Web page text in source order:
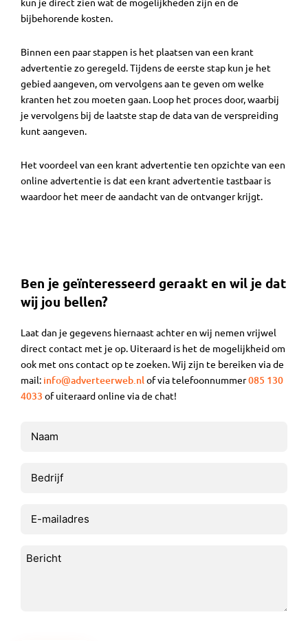
bijbehorende kosten.
Binnen een paar stappen is het plaatsen van een krant
advertentie zo geregeld. Tijdens de eerste stap kun je het
gebied aangeven, om vervolgens aan te geven om welke
kranten het zou moeten gaan. Loop het proces door, waarbij
je vervolgens bij de laatste stap de data van de verspreiding
kunt aangeven.
Het voordeel van een krant advertentie ten opzichte van een
online advertentie is dat een krant advertentie tastbaar is
waardoor het meer de aandacht van de ontvanger krijgt.
Bedrijf
mailadres
Bericht
Ben je geïnteresseerd geraakt en wil je dat
wij jou bellen?
Laat dan je gegevens hiernaast achter en wij nemen vrijwel
direct contact met je op. Uiteraard is het de mogelijkheid om
ook met ons contact op te zoeken. Wij zijn te bereiken via de
mail: info@adverteerweb.nlof via telefoonnummer085 130
4033 of uiteraard online via de chat!